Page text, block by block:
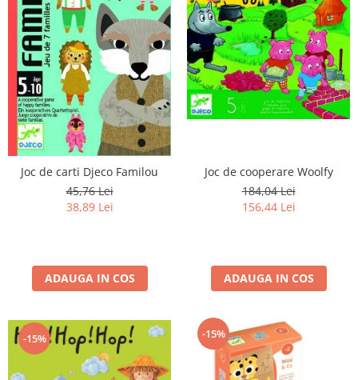
Joc de carti Djeco Familou
45,76 Lei
38,89 Lei
ADAUGA IN COS
Joc de cooperare Woolfy
184,04 Lei
156,44 Lei
ADAUGA IN COS
-15% -15%